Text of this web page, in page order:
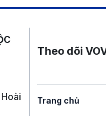
Mạng
Theo dõi
Trang chủ